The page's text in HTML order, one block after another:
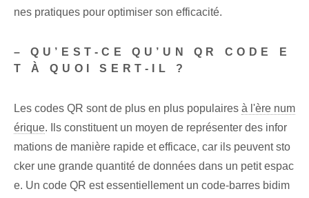
nes pratiques pour optimiser son efficacité.
– QU’EST-CE QU’UN QR CODE E
T À QUOI SERT-IL ?
Les codes QR sont de plus en plus populaires à l'ère num
érique. Ils constituent un moyen de représenter des infor
mations de manière rapide et efficace, car ils peuvent sto
cker une grande quantité de données dans un petit espac
e. Un code QR​ est essentiellement un code-barres bidim